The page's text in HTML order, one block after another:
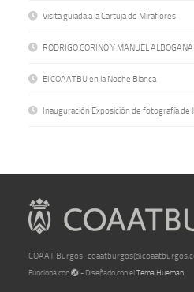
Visita guiada a la Cartuja de Miraflores
RODRIGO CORINO Y MANUEL
El COAATBU en la Noche Blanca
Inauguración Exposición de fotografía de
COAAT Burgos ·
Funciona con - Diseñado con elTema Hueman